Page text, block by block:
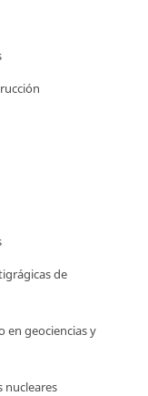
de
en geociencias y
nucleares